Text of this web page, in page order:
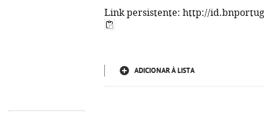
Link persistente: http://
ADICIONAR À LISTA